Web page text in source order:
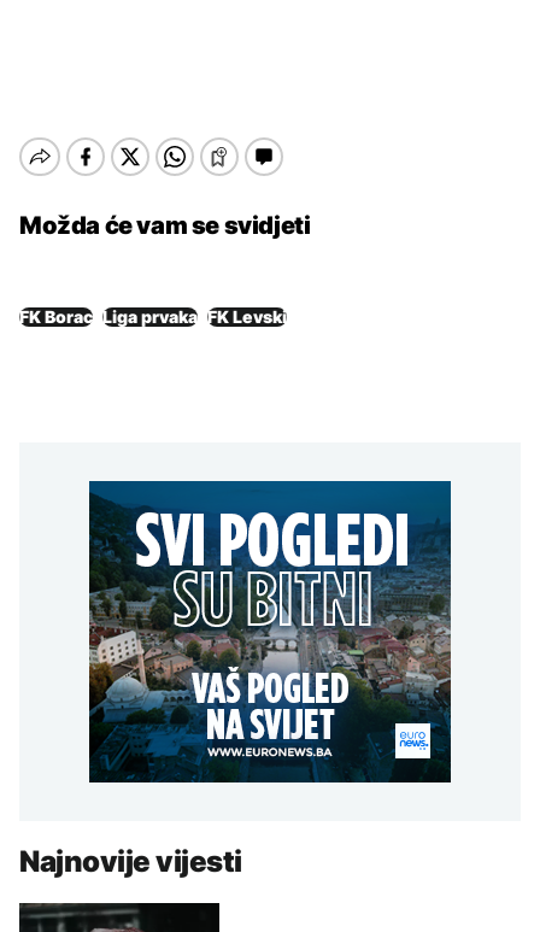
Možda će vam se svidjeti
FK Borac Liga prvaka FK Levski
Najnovije vijesti